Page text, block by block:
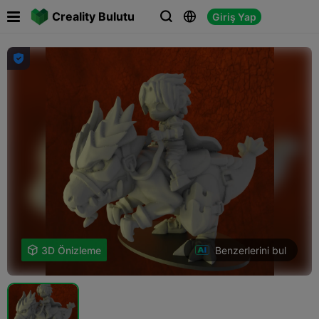
Creality Bulutu   Giriş Yap
 

 3D Önizleme Benzerlerini bul